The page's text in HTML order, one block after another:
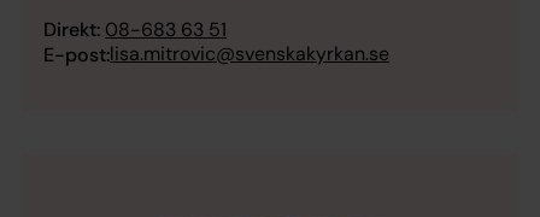
Direkt: 08-683 63 51
E-post:lisa.mitrovic@svenskakyrkan.se